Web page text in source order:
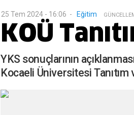
25 Tem 2024 - 16:06 - Eğitim G
KOÜ
YKS sonuçlarının
Kocaeli Üniversitesi